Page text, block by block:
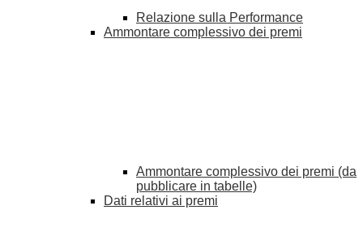
Relazione sulla Performance
Ammontare complessivo dei premi
Ammontare complessivo dei premi (da
pubblicare in tabelle)
Dati relativi ai premi